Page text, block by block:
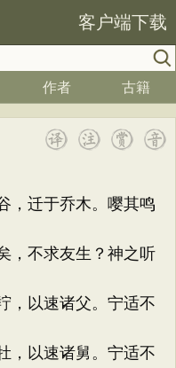
客户端下载
作者 古籍
，迁于乔木。嘤其鸣
，不求友生？神之听
，以速诸父。宁适不
，以速诸舅。宁适不